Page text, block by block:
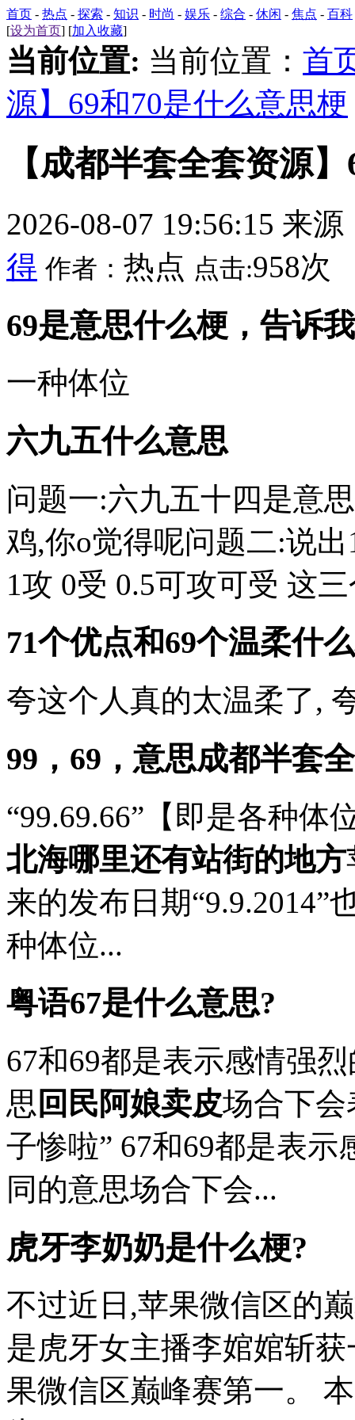
首页 - 热点 - 探索 - 知识 - 时尚 - 娱乐 - 综合 - 休闲 - 焦点 - 百科
[设为首页] [加入收藏]
当前位置: 当前位置： 首
源】69和70是什么意思梗
【成都半套全套资源
2026-08-07 19:56:15 来源
得 作者： 热点 点击:958次
69是意思什么梗，告诉
一种体位
六九五什么意思
问题一:六九五十四是意
鸡,你o觉得呢问题二:说
1攻 0受 0.5可攻可受 这
71个优点和69个温柔什
夸这个人真的太温柔了,
99，69，意思成都半套
“99.69.66”【即是各种体
北海哪里还有站街的地方
来的发布日期“9.9.2014”
种体位...
粤语67是什么意思?
67和69都是表示感情强
思 回民阿娘卖皮场合下会
子惨啦” 67和69都是表
同的意思场合下会...
虎牙李奶奶是什么梗?
不过近日,苹果微信区的
是虎牙女主播李婠婠斩
果微信区巅峰赛第一。